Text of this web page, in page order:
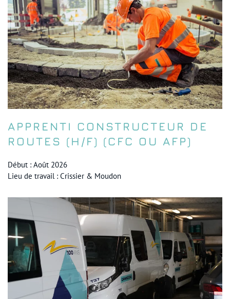
APPRENTI CONSTRUCTEUR DE
ROUTES (H/F) (CFC OU AFP)
Début : Août 2026
Lieu de travail : Crissier & Moudon